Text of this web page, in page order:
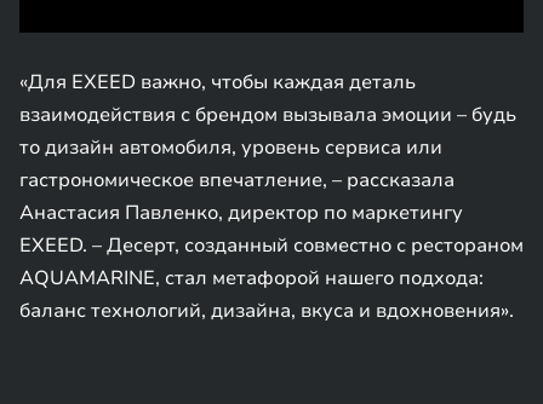
«Для EXEED важно, чтобы каждая деталь
взаимодействия с брендом вызывала эмоции – будь
то дизайн автомобиля, уровень сервиса или
гастрономическое впечатление, – рассказала
Анастасия Павленко, директор по маркетингу
EXEED. – Десерт, созданный совместно с рестораном
AQUAMARINE, стал метафорой нашего подхода:
баланс технологий, дизайна, вкуса и вдохновения».